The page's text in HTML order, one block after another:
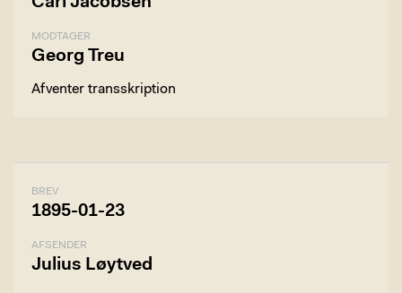
MODTAGER
Georg Treu
Afventer transskription
BREV
1895-01-23
AFSENDER
Julius Løytved